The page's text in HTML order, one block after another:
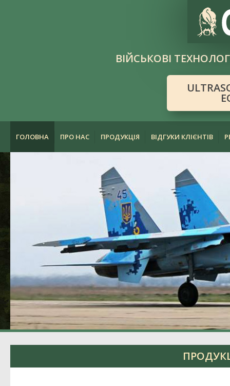
ВІЙСЬКОВІ
ГОЛОВНА ПРО НАС ПРОДУКЦІЯ ВІДГУКИ КЛІЄНТІВ